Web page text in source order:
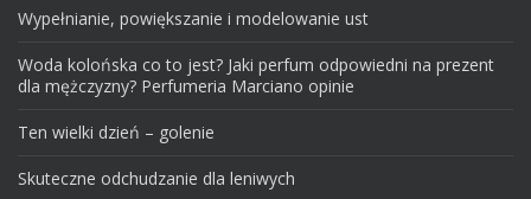
Wypełnianie, powiększanie i modelowanie ust
Woda kolońska co to jest? Jaki perfum odpowiedni na prezent
dla mężczyzny? Perfumeria Marciano opinie
Ten wielki dzień – golenie
Skuteczne odchudzanie dla leniwych